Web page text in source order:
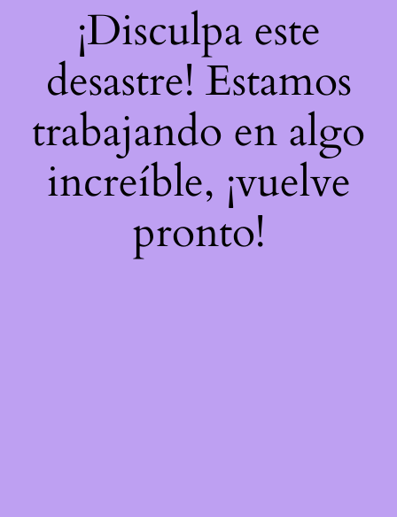
¡Disculpa este
desastre! Estamos
trabajando en algo
increíble, ¡vuelve
pronto!